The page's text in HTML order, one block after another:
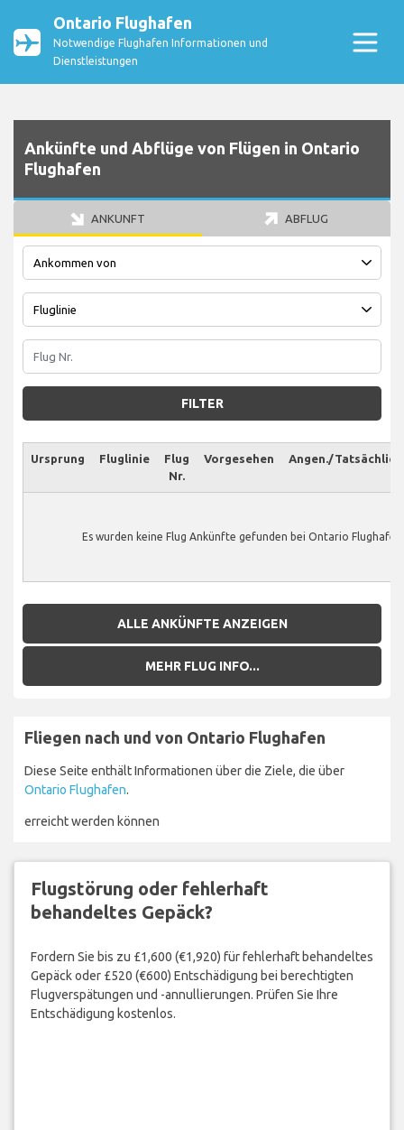
Ontario Flughafen
Notwendige Flughafen Informationen und
Dienstleistungen
Ankünfte und Abflüge von Flügen in Ontario
Flughafen
ANKUNFT ABFLUG
FILTER
Ursprung Fluglinie
Flug
Nr.
Vorgesehen Angen./Tatsächlich
Es wurden keine Flug Ankünfte gefunden bei Ontario Flughafen.
ALLE ANKÜNFTE ANZEIGEN
MEHR FLUG INFO...
Fliegen nach und von Ontario Flughafen
Diese Seite enthält Informationen über die Ziele, die über
Ontario Flughafen.
erreicht werden können
Flugstörung oder fehlerhaft
behandeltes Gepäck?
Fordern Sie bis zu £1,600 (€1,920) für fehlerhaft behandeltes
Gepäck oder £520 (€600) Entschädigung bei berechtigten
Flugverspätungen und -annullierungen. Prüfen Sie Ihre
Entschädigung kostenlos.